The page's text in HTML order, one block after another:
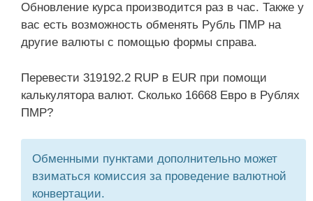
Обновление курса производится раз в час. Также у
вас есть возможность обменять Рубль ПМР на
другие валюты с помощью формы справа.
Перевести 319192.2 RUP в EUR при помощи
калькулятора валют. Сколько 16668 Евро в Рублях
ПМР?
Обменными пунктами дополнительно может
взиматься комиссия за проведение валютной
конвертации.